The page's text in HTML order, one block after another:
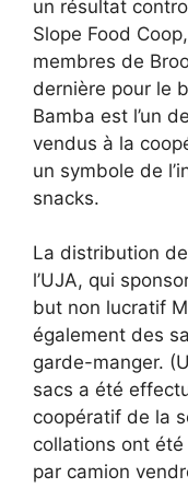
un résultat
Slope Food
membres de
dernière pour le
Bamba est l’un
vendus à la
un symbole de
snacks.
La distribution
l’UJA, qui
but non lucratif
également des
garde-manger.
sacs a été
coopératif de la
collations ont été
par camion